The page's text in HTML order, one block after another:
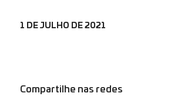
1 DE JULHO DE 2021
Compartilhe nas redes